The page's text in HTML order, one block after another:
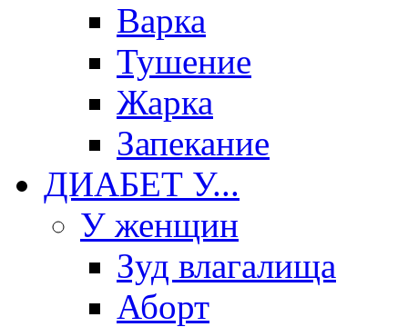
Варка
Тушение
Жарка
Запекание
ДИАБЕТ У...
У женщин
Зуд влагалища
Аборт